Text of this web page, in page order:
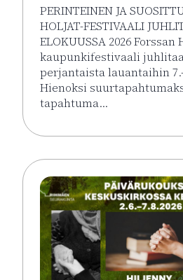
PERINTEINEN JA
HOLJAT-FESTIVAALI
ELOKUUSSA 2026 Forssan
kaupunkifestivaali
perjantaista lauantaihin 7.-
Hienoksi
tapahtuma…
Lue lisää tapahtumasta